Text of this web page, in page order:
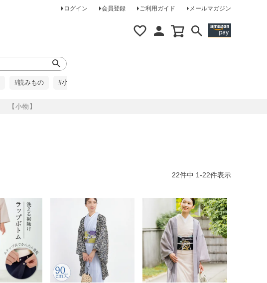
ログイン 会員登録 ご利用ガイド メールマガジン
【小物】
#読みもの #小柄な方に
22件中 1-22件表示